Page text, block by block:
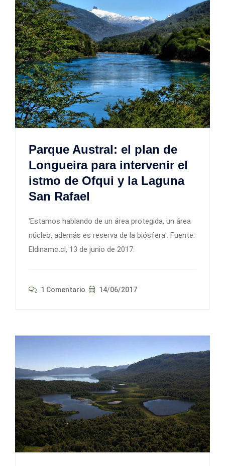
Parque Austral: el plan de
Longueira para intervenir el
istmo de Ofqui y la Laguna
San Rafael
'Estamos hablando de un área protegida, un área
núcleo, además es reserva de la biósfera'. Fuente:
Eldinamo.cl, 13 de junio de 2017.
1 Comentario 14/06/2017